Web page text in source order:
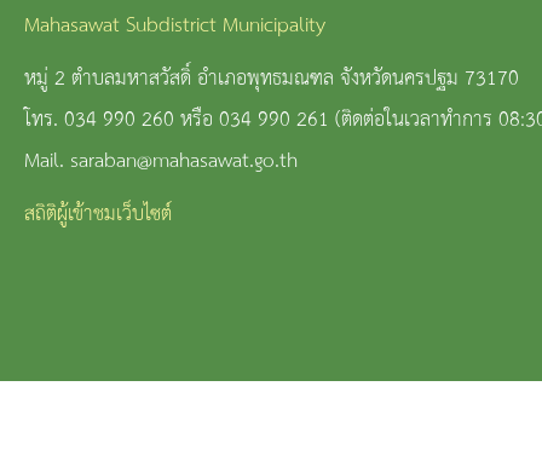
Mahasawat Subdistrict Municipality
หมู่ 2 ตำบลมหาสวัสดิ์ อำเภอพุทธมณฑล จังหวัดนครปฐม 73170
โทร. 034 990 260 หรือ 034 990 261 (ติดต่อในเวลาทำการ
Mail. saraban@mahasawat.go.th
สถิติผู้เข้าชมเว็บไซต์